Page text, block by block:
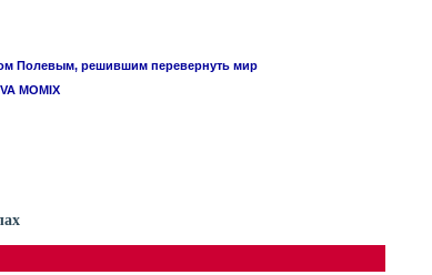
Полевым, решившим перевернуть мир
MOMIX